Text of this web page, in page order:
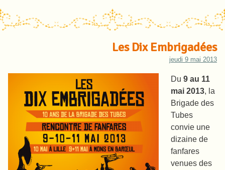
Les Dix Embrigadées
jeudi 9 mai 2013
Du 9 au 11
mai 2013, la
Brigade des
Tubes
convie une
dizaine de
fanfares
venues des